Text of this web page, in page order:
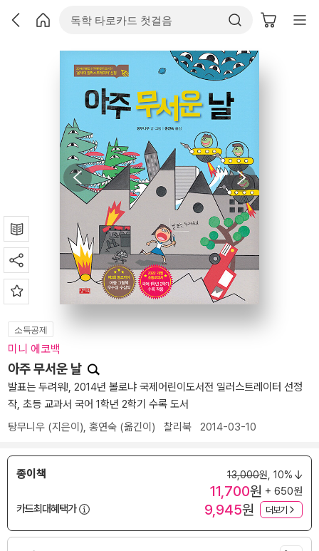
소득공제
미니 에코백
아주 무서운 날
발표는 두려워!, 2014년 볼로냐 국제어린이도서전 일러스트레이터 선정
작, 초등 교과서 국어 1학년 2학기 수록 도서
탕무니우 (지은이), 홍연숙 (옮긴이) 찰리북 2014-03-10
종이책 13,000원, 10%
11,700원 + 650원
카드최대혜택가
9,945원 더보기